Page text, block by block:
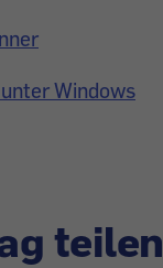
Windows
teilen